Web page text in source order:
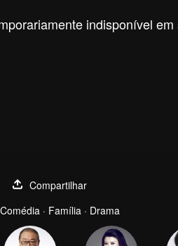
indisponível
Compartilhar
Comédia · Família · Drama